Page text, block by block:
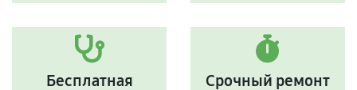
Бесплатная
Срочный ремонт